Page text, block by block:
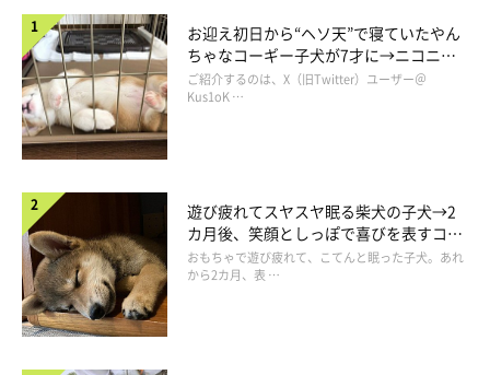
小さい犬には強気になる？
お迎え初日から“ヘソ天”で寝ていたやん
ちゃなコーギー子犬が7才に→ニコニ
コ“コーギースマイル”が魅力のコに成
長！
ご紹介するのは、X（旧Twitter）ユーザー＠
Kus1oK …
遊び疲れてスヤスヤ眠る柴犬の子犬→2
カ月後、笑顔としっぽで喜びを表すコに
成長！
おもちゃで遊び疲れて、こてんと眠った子犬。あれ
から2カ月、表 …